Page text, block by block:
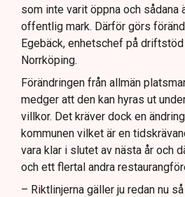
som inte varit öppna och sådana
offentlig mark. Därför görs
Egebäck, enhetschef på
Norrköping.
Förändringen från allmän
medger att den kan hyras ut
villkor. Det kräver dock en
kommunen vilket är en
vara klar i slutet av nästa år och
och ett flertal andra
– Riktlinjerna gäller ju redan nu